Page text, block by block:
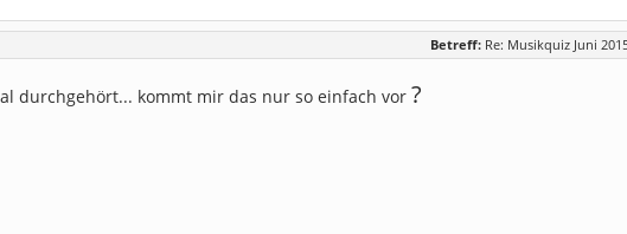
Betreff: Re: Musikquiz Juni
durchgehört... kommt mir das nur so einfach vor ?